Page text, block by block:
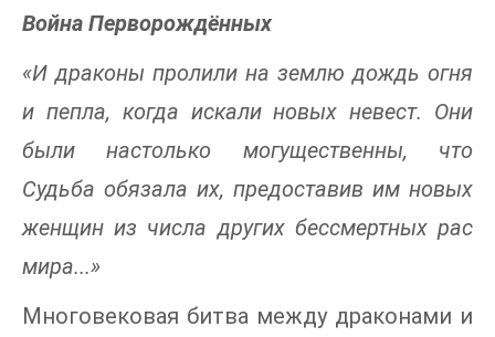
Война Перворождённых
«И драконы пролили на землю дождь огня
и пепла, когда искали новых невест. Они
были настолько могущественны, что
Судьба обязала их, предоставив им новых
женщин из числа других бессмертных рас
мира...»
Многовековая битва между драконами и